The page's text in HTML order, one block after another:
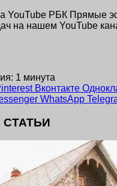
YouTube РБК Прямые
на нашем YouTube
1 минута
Вконтакте
WhatsApp